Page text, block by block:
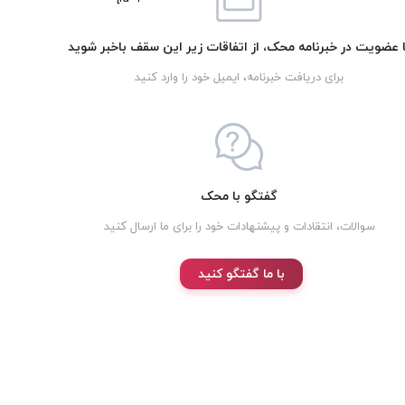
عضویت در خبرنامه محک، از اتفاقات زیر این سقف باخبر شوید
برای دریافت خبرنامه، ایمیل خود را وارد کنید
گفتگو با محک
سوالات، انتقادات و پیشنهادات خود را برای ما ارسال کنید
با ما گفتگو کنید